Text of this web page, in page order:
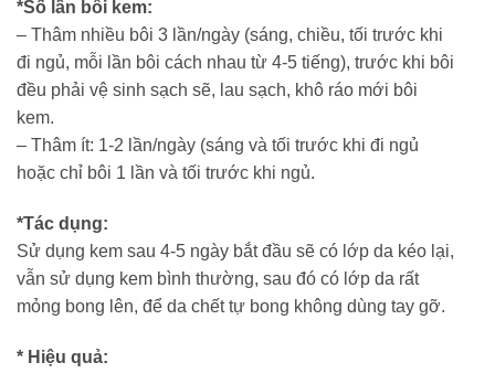
*Số lần bôi kem:
– Thâm nhiều bôi 3 lần/ngày (sáng, chiều, tối trước khi
đi ngủ, mỗi lần bôi cách nhau từ 4-5 tiếng), trước khi bôi
đều phải vệ sinh sạch sẽ, lau sạch, khô ráo mới bôi
kem.
– Thâm ít: 1-2 lần/ngày (sáng và tối trước khi đi ngủ
hoặc chỉ bôi 1 lần và tối trước khi ngủ.
*Tác dụng:
Sử dụng kem sau 4-5 ngày bắt đầu sẽ có lớp da kéo lại,
vẫn sử dụng kem bình thường, sau đó có lớp da rất
mỏng bong lên, để da chết tự bong không dùng tay gỡ.
* Hiệu quả: